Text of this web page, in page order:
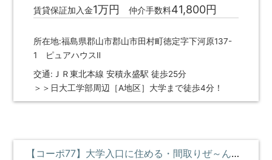
賃貸保証加入金1万円 仲介手数料41,800円
所在地:福島県郡山市郡山市田村町徳定字下河原137-
1 ピュアハウスⅡ
交通:ＪＲ東北本線 安積永盛駅 徒歩25分
＞＞日大工学部周辺［A地区］大学まで徒歩4分！
【コーポ77】大学入口に住める・間取りぜ～んぶゆったりサイズ・開放的な大きな窓 **即入居募集中**